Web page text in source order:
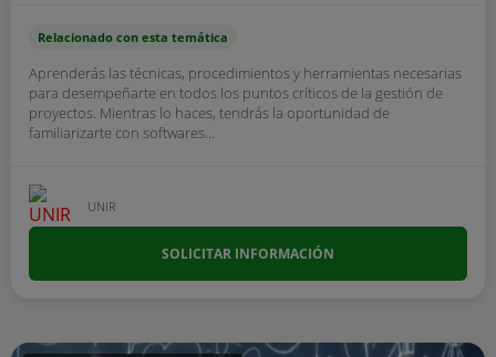
Relacionado con esta temática
Aprenderás las técnicas, procedimientos y herramientas necesarias
para desempeñarte en todos los puntos críticos de la gestión de
proyectos. Mientras lo haces, tendrás la oportunidad de
familiarizarte con softwares...
UNIR
SOLICITAR INFORMACIÓN